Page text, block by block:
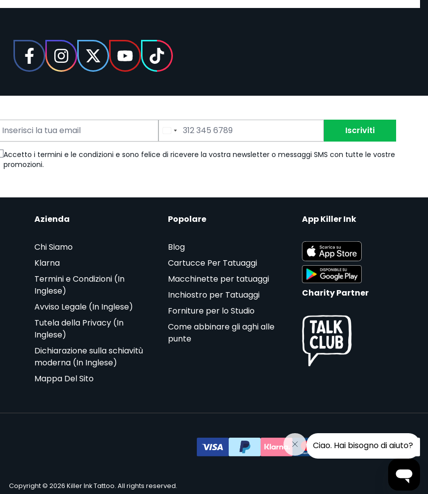
Ciao. Hai bisogno di aiuto?
Indirizzo Email
Numero di Telefono Iscriviti
Accetto i termini e le condizioni e sono felice di ricevere la vostra newsletter o messaggi SMS con tutte le vostre
promozioni.
Azienda
Chi Siamo
Klarna
Termini e Condizioni (In
Inglese)
Avviso Legale (In Inglese)
Tutela della Privacy (In
Inglese)
Dichiarazione sulla schiavitù
moderna (In Inglese)
Mappa Del Sito
Popolare
Blog
Cartucce Per Tatuaggi
Macchinette per tatuaggi
Inchiostro per Tatuaggi
Forniture per lo Studio
Come abbinare gli aghi alle
punte
App Killer Ink
Charity Partner
Copyright © 2026 Killer Ink Tattoo. All rights reserved.